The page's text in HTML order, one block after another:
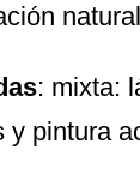
: mixta:
y pintura